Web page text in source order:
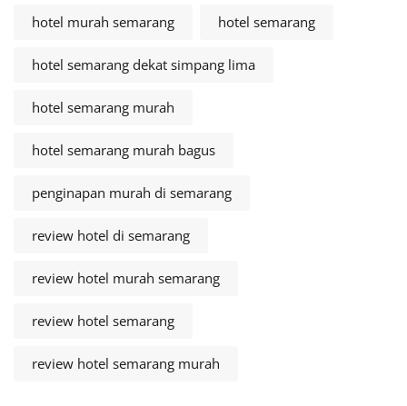
hotel murah semarang hotel semarang
hotel semarang dekat simpang lima
hotel semarang murah
hotel semarang murah bagus
penginapan murah di semarang
review hotel di semarang
review hotel murah semarang
review hotel semarang
review hotel semarang murah